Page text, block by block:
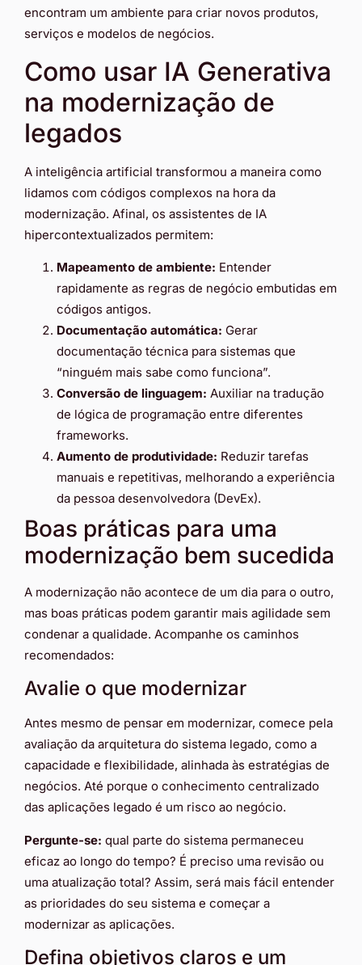
encontram um ambiente para criar novos produtos,
serviços e modelos de negócios.
Como usar IA Generativa
na modernização de
legados
A inteligência artificial transformou a maneira como
lidamos com códigos complexos na hora da
modernização. Afinal, os assistentes de IA
hipercontextualizados permitem:
Mapeamento de ambiente: Entender
rapidamente as regras de negócio embutidas em
códigos antigos.
Documentação automática: Gerar
documentação técnica para sistemas que
“ninguém mais sabe como funciona”.
Conversão de linguagem: Auxiliar na tradução
de lógica de programação entre diferentes
frameworks.
Aumento de produtividade: Reduzir tarefas
manuais e repetitivas, melhorando a experiência
da pessoa desenvolvedora (DevEx).
Boas práticas para uma
modernização bem sucedida
A modernização não acontece de um dia para o outro,
mas boas práticas podem garantir mais agilidade sem
condenar a qualidade. Acompanhe os caminhos
recomendados:
Avalie o que modernizar
Antes mesmo de pensar em modernizar, comece pela
avaliação da arquitetura do sistema legado, como a
capacidade e flexibilidade, alinhada às estratégias de
negócios. Até porque o conhecimento centralizado
das aplicações legado é um risco ao negócio.
Pergunte-se: qual parte do sistema permaneceu
eficaz ao longo do tempo? É preciso uma revisão ou
uma atualização total? Assim, será mais fácil entender
as prioridades do seu sistema e começar a
modernizar as aplicações.
Defina objetivos claros e um